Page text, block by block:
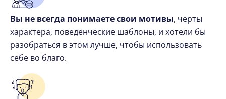
Вы не всегда понимаете свои мотивы, черты
характера, поведенческие шаблоны, и хотели бы
разобраться в этом лучше, чтобы использовать
себе во благо.